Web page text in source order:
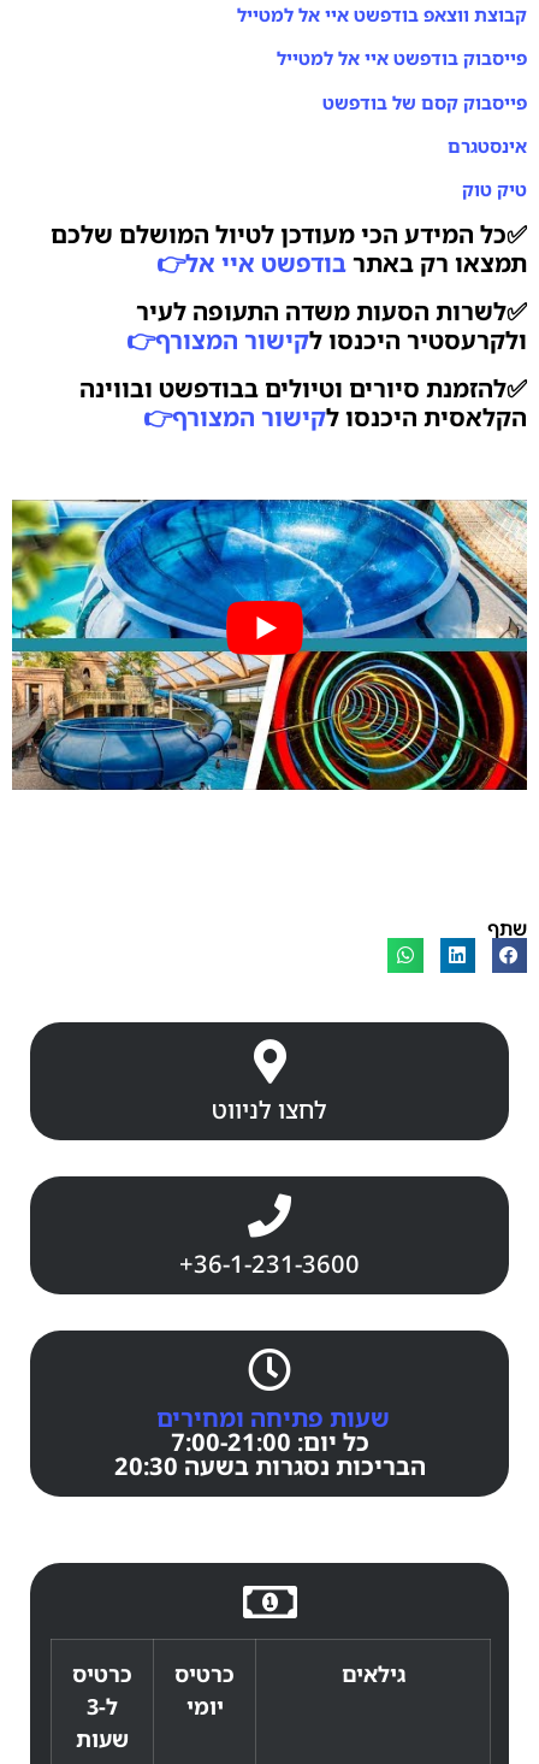
קבוצת ווצאפ בודפשט איי אל למטייל
פייסבוק בודפשט איי אל למטייל
פייסבוק קסם של בודפשט
אינסטגרם
טיק טוק
✅כל המידע הכי מעודכן לטיול המושלם שלכם
תמצאו רק באתרבודפשט איי אל👉
✅לשרות הסעות משדה התעופה לעיר
ולקרעסטיר היכנסו לקישור המצורף👉
✅להזמנת סיורים וטיולים בבודפשט ובווינה
הקלאסית היכנסו לקישור המצורף👉
שתף
לחצו לניווט
+36-1-231-3600
שעות פתיחה ומחירים
כל יום: 7:00-21:00
הבריכות נסגרות בשעה 20:30
גילאים
כרטיס
יומי
כרטיס
ל-3
שעות